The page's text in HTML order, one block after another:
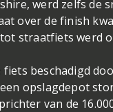
werd zelfs de
over de finish
straatfiets werd
beschadigd
opslagdepot
van de